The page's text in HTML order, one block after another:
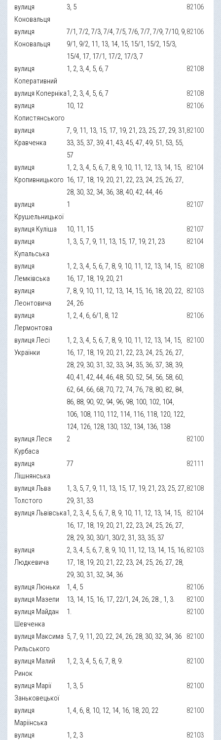
вулиця
Коновальця
3, 5 82106
вулиця
Коновальця
7/1, 7/2, 7/3, 7/4, 7/5, 7/6, 7/7, 7/9, 7/10, 9,
9/1, 9/2, 11, 13, 14, 15, 15/1, 15/2, 15/3,
15/4, 17, 17/1, 17/2, 17/3, 7
82106
вулиця
Коперативний
1, 2, 3, 4, 5, 6, 7 82108
вулиця Коперніка1, 2, 3, 4, 5, 6, 7
82108
вулиця
Копистянського
10, 12 82106
вулиця
Кравченка
7, 9, 11, 13, 15, 17, 19, 21, 23, 25, 27, 29, 31,
33, 35, 37, 39, 41, 43, 45, 47, 49, 51, 53, 55,
57
82100
вулиця
Кропивницького
1, 2, 3, 4, 5, 6, 7, 8, 9, 10, 11, 12, 13, 14, 15,
16, 17, 18, 19, 20, 21, 22, 23, 24, 25, 26, 27,
28, 30, 32, 34, 36, 38, 40, 42, 44, 46
82104
вулиця
Крушельницької
1 82107
вулиця Куліша 10, 11, 15
82107
вулиця
Купальська
1, 3, 5, 7, 9, 11, 13, 15, 17, 19, 21, 23 82104
вулиця
Лемківська
1, 2, 3, 4, 5, 6, 7, 8, 9, 10, 11, 12, 13, 14, 15,
16, 17, 18, 19, 20, 21
82108
вулиця
Леонтовича
7, 8, 9, 10, 11, 12, 13, 14, 15, 16, 18, 20, 22,
24, 26
82103
вулиця
Лермонтова
1, 2, 4, 6, 6/1, 8, 12 82106
вулиця Лесі
Українки
1, 2, 3, 4, 5, 6, 7, 8, 9, 10, 11, 12, 13, 14, 15,
16, 17, 18, 19, 20, 21, 22, 23, 24, 25, 26, 27,
28, 29, 30, 31, 32, 33, 34, 35, 36, 37, 38, 39,
40, 41, 42, 44, 46, 48, 50, 52, 54, 56, 58, 60,
62, 64, 66, 68, 70, 72, 74, 76, 78, 80, 82, 84,
86, 88, 90, 92, 94, 96, 98, 100, 102, 104,
106, 108, 110, 112, 114, 116, 118, 120, 122,
124, 126, 128, 130, 132, 134, 136, 138
82100
вулиця Леся
Курбаса
2 82100
вулиця
Лішнянська
77 82111
вулиця Льва
Толстого
1, 3, 5, 7, 9, 11, 13, 15, 17, 19, 21, 23, 25, 27,
29, 31, 33
82108
вулиця Львівська1, 2, 3, 4, 5, 6, 7, 8, 9, 10, 11, 12, 13, 14, 15,
16, 17, 18, 19, 20, 21, 22, 23, 24, 25, 26, 27,
28, 29, 30, 30/1, 30/2, 31, 33, 35, 37
82104
вулиця
Людкевича
2, 3, 4, 5, 6, 7, 8, 9, 10, 11, 12, 13, 14, 15, 16,
17, 18, 19, 20, 21, 22, 23, 24, 25, 26, 27, 28,
29, 30, 31, 32, 34, 36
82103
вулиця Люньки 1, 4, 5
82106
вулиця Мазепи
13, 14, 15, 16, 17, 22/1, 24, 26, 28., 1, 3.
82100
вулиця Майдан
Шевченка
1. 82100
вулиця Максима
Рильського
5, 7, 9, 11, 20, 22, 24, 26, 28, 30, 32, 34, 36 82100
вулиця Малий
Ринок
1, 2, 3, 4, 5, 6, 7, 8, 9. 82100
вулиця Марії
Заньковецької
1, 3, 5 82100
вулиця
Маріїнська
1, 4, 6, 8, 10, 12, 14, 16, 18, 20, 22 82100
вулиця
1, 2, 3 82103